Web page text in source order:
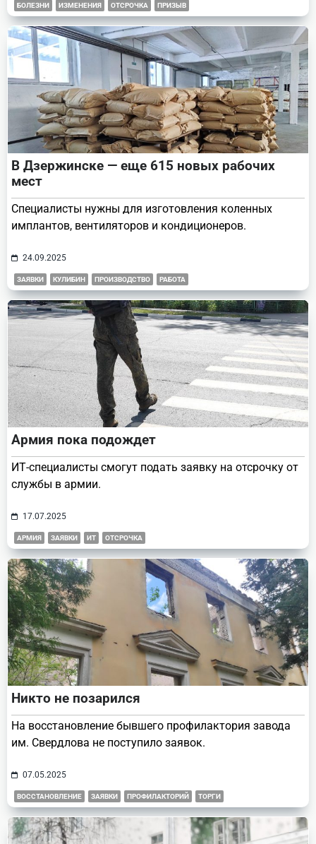
БОЛЕЗНИ ИЗМЕНЕНИЯ ОТСРОЧКА ПРИЗЫВ
В Дзержинске — еще 615 новых рабочих
мест
Специалисты нужны для изготовления коленных
имплантов, вентиляторов и кондиционеров.
24.09.2025
ЗАЯВКИ КУЛИБИН ПРОИЗВОДСТВО РАБОТА
Армия пока подождет
ИТ-специалисты смогут подать заявку на отсрочку от
службы в армии.
17.07.2025
АРМИЯ ЗАЯВКИ ИТ ОТСРОЧКА
Никто не позарился
На восстановление бывшего профилактория завода
им. Свердлова не поступило заявок.
07.05.2025
ВОССТАНОВЛЕНИЕ ЗАЯВКИ ПРОФИЛАКТОРИЙ ТОРГИ